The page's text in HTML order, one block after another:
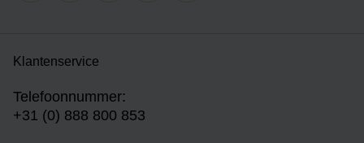
Klantenservice
Telefoonnummer:
+31 (0) 888 800 853